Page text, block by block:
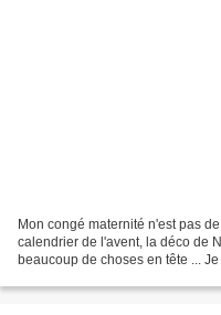
Mon congé maternité n'est pas
calendrier de l'avent, la déco de
beaucoup de choses en tête ...